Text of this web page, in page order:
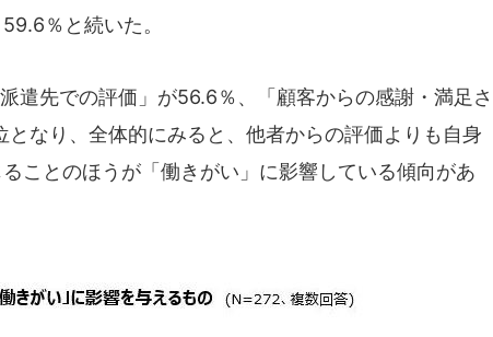
％と続いた。
遣先での評価」が56.6％、「顧客からの感謝・満足さ
なり、全体的にみると、他者からの評価よりも自身
ことのほうが「働きがい」に影響している傾向があ